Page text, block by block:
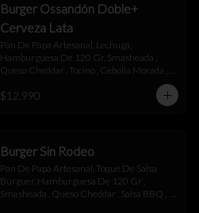
Burger Ossandón Doble+
Cerveza Lata
Pan De Papa Artesanal, Lechuga,
Hamburguesa De 120 Gr, Smasheada ,
Queso Cheddar , Tocino , Cebolla Morada ,
$12.990
Burger Sin Rodeo
Pan De Papa Artesanal, Toque De Salsa
Búrguer, Hamburguesa De 120 Gr ,
Smasheada , Queso Cheddar , Salsa BBQ ,